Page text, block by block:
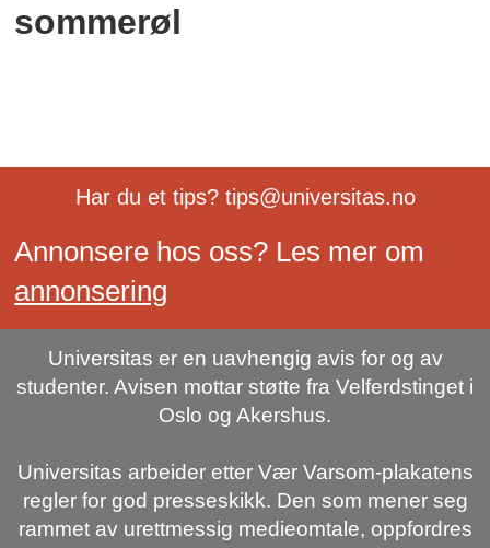
sommerøl
Har du et tips? tips@universitas.no
Annonsere hos oss? Les mer om
annonsering
Universitas er en uavhengig avis for og av
studenter. Avisen mottar støtte fra Velferdstinget i
Oslo og Akershus.
Universitas arbeider etter Vær Varsom-plakatens
regler for god presseskikk. Den som mener seg
rammet av urettmessig medieomtale, oppfordres